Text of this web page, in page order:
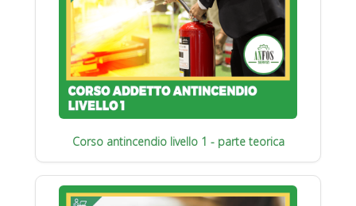
Corso antincendio livello 1 - parte teorica